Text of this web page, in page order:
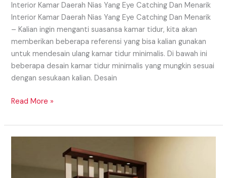
Interior Kamar Daerah Nias Yang Eye Catching Dan Menarik
Interior Kamar Daerah Nias Yang Eye Catching Dan Menarik
– Kalian ingin menganti suasansa kamar tidur, kita akan
memberikan beberapa referensi yang bisa kalian gunakan
untuk mendesain ulang kamar tidur minimalis. Di bawah ini
beberapa desain kamar tidur minimalis yang mungkin sesuai
dengan sesukaan kalian. Desain
Read More »